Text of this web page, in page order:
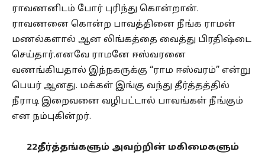
ராவணனிடம் போர் புரிந்து கொன்றான்.
ராவணனை கொன்ற பாவத்தினை நீங்க ராமன்
மணல்களால் ஆன லிங்கத்தை வைத்து பிரதிஷ்டை
செய்தார்.எனவே ராமனே ஈஸ்வரனை
வணங்கியதால் இந்நகருக்கு “ராம ஈஸ்வரம்” என்று
பெயர் ஆனது. மக்கள் இங்கு வந்து தீர்த்தத்தில்
நீராடி இறைவனை வழிபட்டால் பாவங்கள் நீங்கும்
என நம்புகின்றர்.
22தீர்த்தங்களும் அவற்றின் மகிமைகளும்